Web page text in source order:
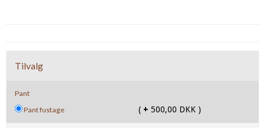
Tilvalg
Pant
Pant fustage
( + 500,00 DKK )